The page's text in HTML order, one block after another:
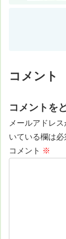
コメント
コメントを
メールアドレ
いている欄は
コメント ※